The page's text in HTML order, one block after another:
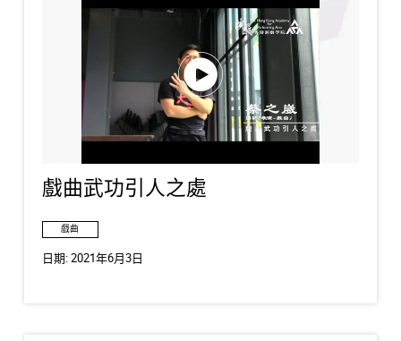
戲曲武功引人之處
戲曲
日期:2021年6月3日